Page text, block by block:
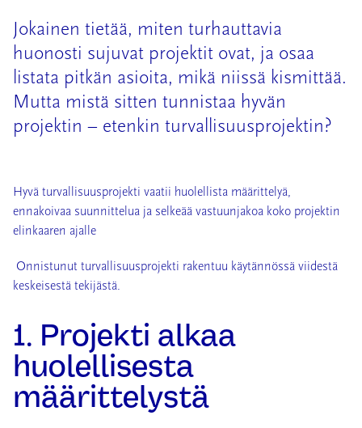
Jokainen tietää, miten turhauttavia
huonosti sujuvat projektit ovat, ja osaa
listata pitkän asioita, mikä niissä kismittää.
Mutta mistä sitten tunnistaa hyvän
projektin – etenkin turvallisuusprojektin?
Hyvä turvallisuusprojekti vaatii huolellista määrittelyä,
ennakoivaa suunnittelua ja selkeää vastuunjakoa koko projektin
elinkaaren ajalle
Onnistunut turvallisuusprojekti rakentuu käytännössä viidestä
keskeisestä tekijästä.
1. Projekti alkaa
huolellisesta
määrittelystä